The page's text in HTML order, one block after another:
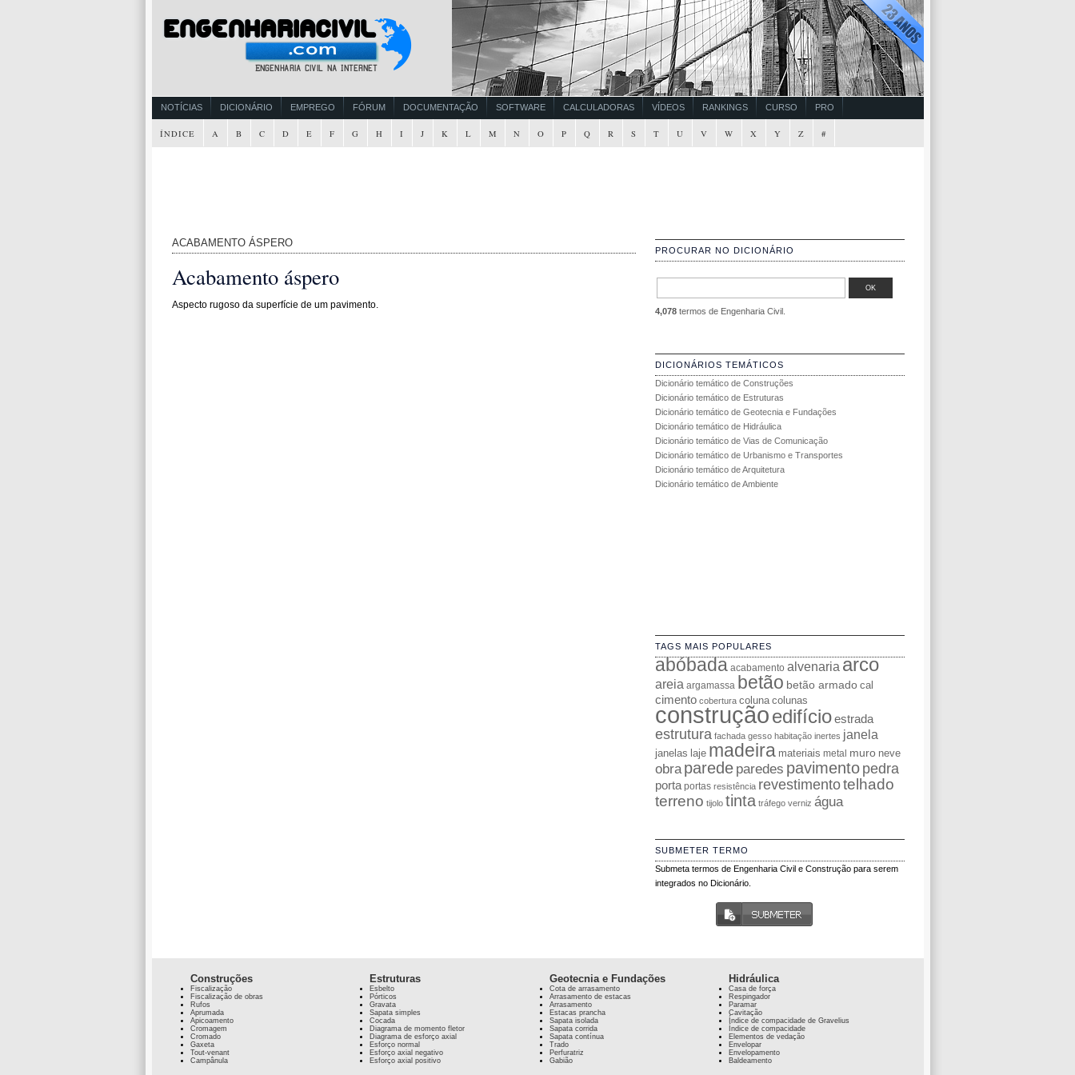
NOTÍCIAS DICIONÁRIO EMPREGO FÓRUM DOCUMENTAÇÃO SOFTWARE CALCULADORAS VÍDEOS RANKINGS CURSO PRO
ÍNDICE A B C D E F G H I J K L M N O P Q R S T U V W X Y Z #
ACABAMENTO ÁSPERO
Acabamento áspero
Aspecto rugoso da superfície de um pavimento.
PROCURAR NO DICIONÁRIO
4,078termos de Engenharia Civil.
DICIONÁRIOS TEMÁTICOS
Dicionário temático de Construções
Dicionário temático de Estruturas
Dicionário temático de Geotecnia e Fundações
Dicionário temático de Hidráulica
Dicionário temático de Vias de Comunicação
Dicionário temático de Urbanismo e Transportes
Dicionário temático de Arquitetura
Dicionário temático de Ambiente
TAGS MAIS POPULARES
abóbada acabamento alvenariaarco
areia argamassa betão betão armado cal
cimento cobertura coluna colunas
construçãoedifício estrada
estrutura fachada gesso habitação inertes janela
janelas laje madeira materiais metal muro neve
obra parede paredes pavimento pedra
porta portas resistência revestimentotelhado
terreno tijolo tinta tráfego verniz água
SUBMETER TERMO
Submeta termos de Engenharia Civil e Construção para serem
integrados no Dicionário.
Construções
Fiscalização
Fiscalização de obras
Rufos
Aprumada
Apicoamento
Cromagem
Cromado
Gaxeta
Tout-venant
Campânula
Estruturas
Esbelto
Pórticos
Gravata
Sapata simples
Cocada
Diagrama de momento fletor
Diagrama de esforço axial
Esforço normal
Esforço axial negativo
Esforço axial positivo
Geotecnia e Fundações
Cota de arrasamento
Arrasamento de estacas
Arrasamento
Estacas prancha
Sapata isolada
Sapata corrida
Sapata contínua
Trado
Perfuratriz
Gabião
Hidráulica
Casa de força
Respingador
Paramar
Cavitação
Índice de compacidade de Gravelius
Índice de compacidade
Elementos de vedação
Envelopar
Envelopamento
Baldeamento